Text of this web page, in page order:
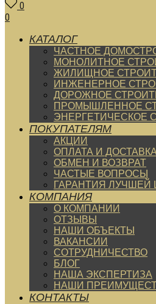
0
0
КАТАЛОГ
ЧАСТНОЕ
МОНОЛИТНОЕ
ЖИЛИЩНОЕ
ИНЖЕНЕРНОЕ
ДОРОЖНОЕ
ПРОМЫШЛЕННОЕ
ЭНЕРГЕТИЧЕСКОЕ
ПОКУПАТЕЛЯМ
АКЦИИ
ОПЛАТА И ДОСТАВКА
ОБМЕН И ВОЗВРАТ
ЧАСТЫЕ ВОПРОСЫ
ГАРАНТИЯ ЛУЧШЕЙ
КОМПАНИЯ
О КОМПАНИИ
ОТЗЫВЫ
НАШИ ОБЪЕКТЫ
ВАКАНСИИ
СОТРУДНИЧЕСТВО
БЛОГ
НАША ЭКСПЕРТИЗА
НАШИ
КОНТАКТЫ